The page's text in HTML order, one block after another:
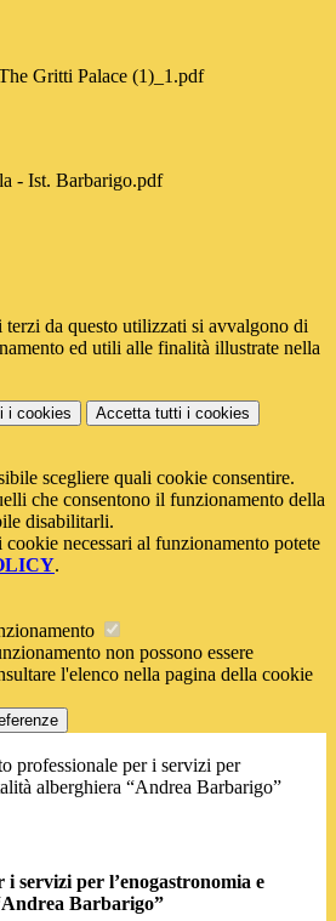
Gritti Palace (1)_1.pdf
- Ist. Barbarigo.pdf
da questo utilizzati si avvalgono di
ed utili alle finalità illustrate nella
i cookies Accetta tutti i cookies
scegliere quali cookie consentire.
che consentono il funzionamento della
disabilitarli.
necessari al funzionamento potete
.
non possono essere
l'elenco nella pagina della cookie
professionale per i servizi per
alberghiera “Andrea Barbarigo”
servizi per l’enogastronomia e
Barbarigo”